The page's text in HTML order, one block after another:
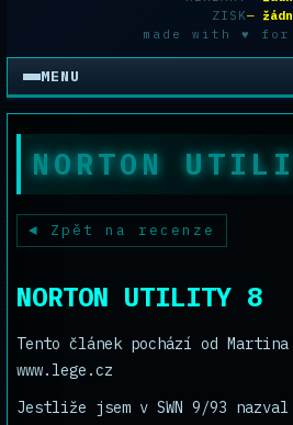
ZISK─
made with ♥
MENU
NORTON
Zpět na recenze
NORTON UTILITY 8
Tento článek pochází od
www.lege.cz
Jestliže jsem v SWN 9/93